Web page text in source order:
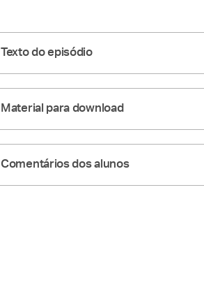
Texto do episódio
Material para download
Comentários dos alunos